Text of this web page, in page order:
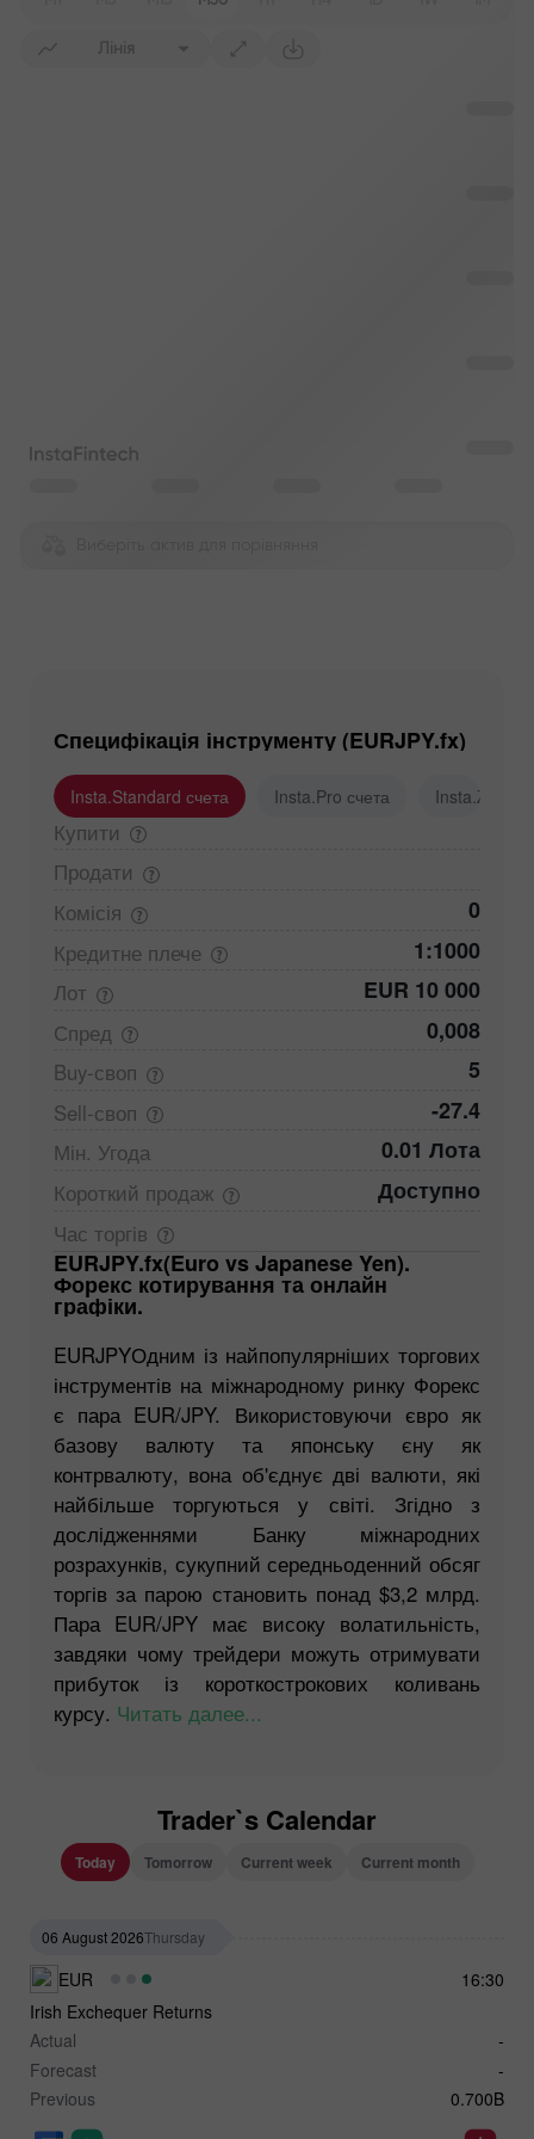
Лінія
Специфікація інструменту (EURJPY.fx)
Insta.Standard счета Insta.Pro счета Insta.Zero
Купити
Продати
Комісія
0
Кредитне плече 1:1000
Лот EUR 10 000
Спред 0,008
Buy-своп 5
Sell-своп -27.4
Мін. Угода 0.01 Лота
Короткий продаж Доступно
Час торгів
EURJPY.fx(Euro vs Japanese Yen).
Форекс котирування та онлайн
графіки.
EURJPYОдним із найпопулярніших торгових
інструментів на міжнародному ринку Форекс
є пара EUR/JPY. Використовуючи євро як
базову валюту та японську єну як
контрвалюту, вона об'єднує дві валюти, які
найбільше торгуються у світі. Згідно з
дослідженнями Банку міжнародних
розрахунків, сукупний середньоденний обсяг
торгів за парою становить понад $3,2 млрд.
Пара EUR/JPY має високу волатильність,
завдяки чому трейдери можуть отримувати
прибуток із короткострокових коливань
курсу. Читать далее...
Trader`s Calendar
Today Tomorrow Current week Current month
06 August 2026Thursday
16:30
EUR
Irish Exchequer Returns
Actual
-
Forecast
-
Previous
0.700B